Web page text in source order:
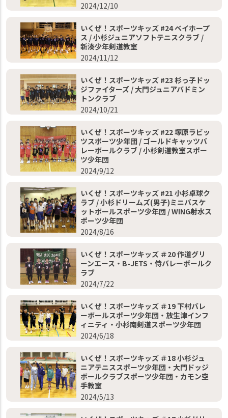
2024/12/10
いくぜ！スポーツキッズ #24 ベイホープ
ス / 小杉ジュニアソフトテニスクラブ /
新湊少年剣道教室
2024/11/12
いくぜ！スポーツキッズ #23 杉っ子ドッ
ジファイターズ / 大門ジュニアバドミン
トンクラブ
2024/10/21
いくぜ！スポーツキッズ #22 塚原ラビッ
ツスポーツ少年団 / ゴールドキャッツバ
レーボールクラブ / 小杉剣道教室スポー
ツ少年団
2024/9/12
いくぜ！スポーツキッズ #21 小杉卓球ク
ラブ / 小杉ドリームズ(男子)ミニバスケ
ットボールスポーツ少年団 / WING射水ス
ポーツ少年団
2024/8/16
いくぜ！スポーツキッズ ＃20 作道グリ
ーンエース・B-JETS・侍バレーボールク
ラブ
2024/7/22
いくぜ！スポーツキッズ ＃19 下村バレ
ーボールスポーツ少年団・放生津インフ
ィニティ・小杉南剣道スポーツ少年団
2024/6/18
いくぜ！スポーツキッズ ＃18 小杉ジュ
ニアテニススポーツ少年団・大門ドッジ
ボールクラブスポーツ少年団・カモン空
手教室
2024/5/13